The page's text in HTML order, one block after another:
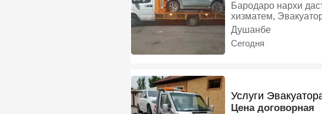
Бародаро нархи
хизматем,
Душанбе
Сегодня
Услуги
Цена договорная